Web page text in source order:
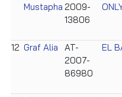
Mustapha 2009-
13806
12 Graf Alia
AT-
2007-
86980
EL